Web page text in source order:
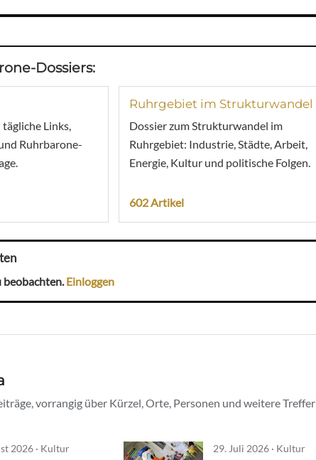
Dossiers:
Links,
Ruhrbarone-
Ruhrgebiet im Strukturwandel
Dossier zum Strukturwandel im
Ruhrgebiet: Industrie, Städte, Arbeit,
Energie, Kultur und politische Folgen.
602 Artikel
beobachten.Einloggen
vorrangig über Kürzel, Orte, Personen und weitere Treffer
2026 · Kultur 29. Juli 2026 · Kultur